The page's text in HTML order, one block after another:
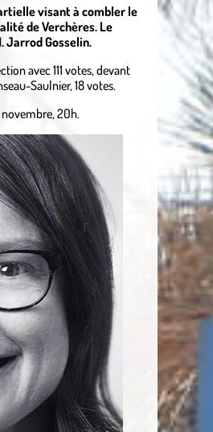
visant à combler le
de Verchères. Le
Jarrod Gosselin.
avec 111 votes, devant
Saulnier, 18 votes.
20h.